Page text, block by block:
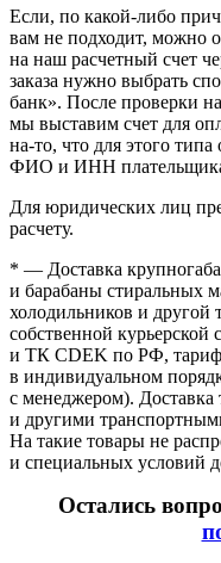
Если, по какой-либо
вам не подходит, можно
на наш расчетный счет
заказа нужно выбрать
банк». После проверки
мы выставим счет для
на-то, что для этого
ФИО и ИНН
Для юридических лиц
расчету.
* — Доставка
и барабаны стиральных
холодильников и другой
собственной
и ТК CDEK по РФ,
в индивидуальном
с менеджером). Доставка
и другими
На такие товары не
и специальных условий
Остались